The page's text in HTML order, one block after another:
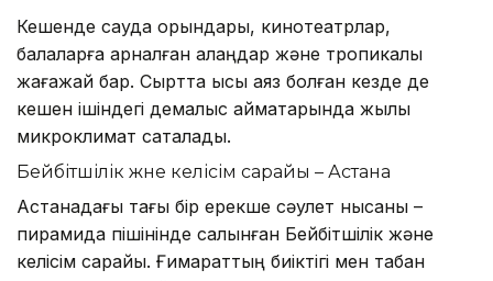
Кешенде сауда орындары, кинотеатрлар,
балаларға арналған алаңдар және тропикалық
жағажай бар. Сыртта қысқы аяз болған кезде де
кешен ішіндегі демалыс аймақтарында жылы
микроклимат сақталады.
Бейбітшілік және келісім сарайы – Астана
Астанадағы тағы бір ерекше сәулет нысаны –
пирамида пішінінде салынған Бейбітшілік және
келісім сарайы. Ғимараттың биіктігі мен табан